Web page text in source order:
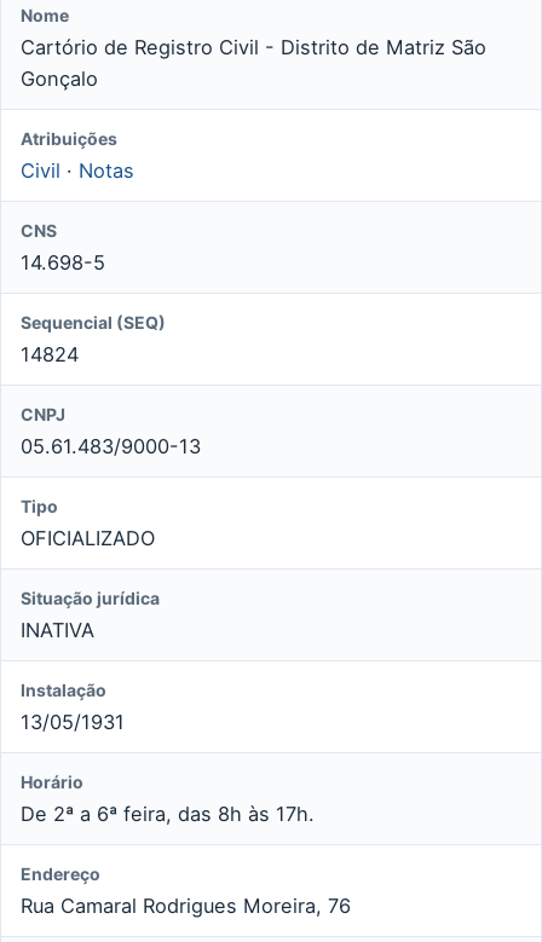
Nome
Cartório de Registro Civil - Distrito de Matriz São
Gonçalo
Atribuições
Civil · Notas
CNS
14.698-5
Sequencial (SEQ)
14824
CNPJ
05.61.483/9000-13
Tipo
OFICIALIZADO
Situação jurídica
INATIVA
Instalação
13/05/1931
Horário
De 2ª a 6ª feira, das 8h às 17h.
Endereço
Rua Camaral Rodrigues Moreira, 76